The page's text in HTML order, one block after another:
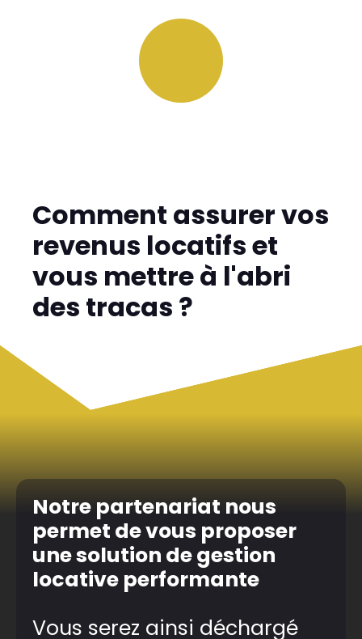
Comment assurer vos
revenus locatifs et
vous mettre à l'abri
des tracas ?
Notre partenariat nous
permet de vous proposer
une solution de gestion
locative performante
Vous serez ainsi déchargé